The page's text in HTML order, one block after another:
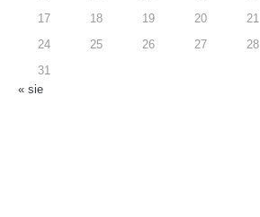
17 18 19 20 21
24 25 26 27 28
31
« sie